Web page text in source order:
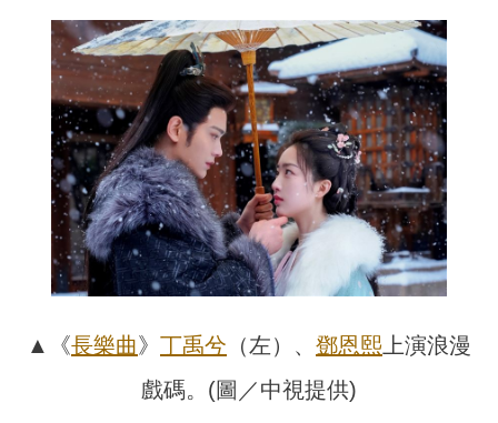
▲《長樂曲》 丁禹兮 （左）、 鄧恩熙 上演浪漫
戲碼。(圖／中視提供)